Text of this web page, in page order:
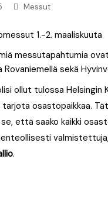
Messut
messutapahtumia
Rovaniemellä sekä
ollut tulossa Helsingin
osastopaikkaa.
että saako kaikki
.